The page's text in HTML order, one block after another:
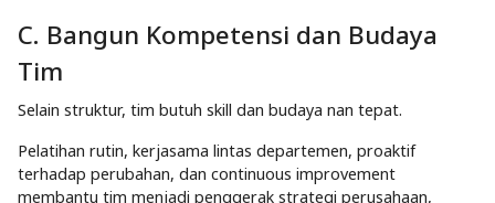
C. Bangun Kompetensi dan Budaya
Tim
Selain struktur, tim butuh skill dan budaya nan tepat.
Pelatihan rutin, kerjasama lintas departemen, proaktif
terhadap perubahan, dan continuous improvement
membantu tim menjadi penggerak strategi perusahaan,